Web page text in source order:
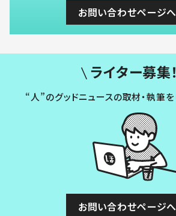
お問い合わせページへ
ライター募集！
“人”のグッドニュースの取材・執筆
お問い合わせページへ